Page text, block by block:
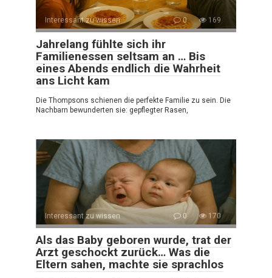
Interessant zu wissen 0 169
Jahrelang fühlte sich ihr
Familienessen seltsam an … Bis
eines Abends endlich die Wahrheit
ans Licht kam
Die Thompsons schienen die perfekte Familie zu sein. Die
Nachbarn bewunderten sie: gepflegter Rasen,
Interessant zu wissen 0 170
Als das Baby geboren wurde, trat der
Arzt geschockt zurück… Was die
Eltern sahen, machte sie sprachlos